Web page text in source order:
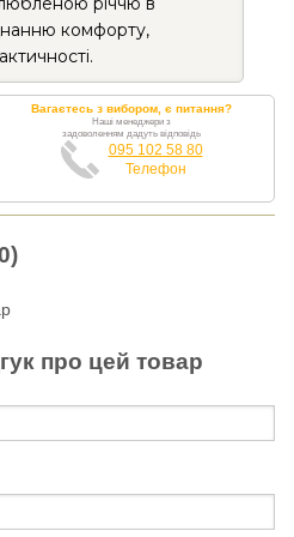
комфорту,
Вагаєтесь з вибором, є питання?
Наші менеджери з
задоволенням дадуть відповідь
095 102 58 80
Телефон
про цей товар